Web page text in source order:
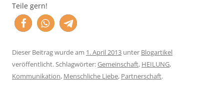
Teile gern!
Dieser Beitrag wurde am 1. April 2013 unter Blogartikel
veröffentlicht. Schlagwörter:Gemeinschaft, HEILUNG,
Kommunikation, Menschliche Liebe, Partnerschaft.